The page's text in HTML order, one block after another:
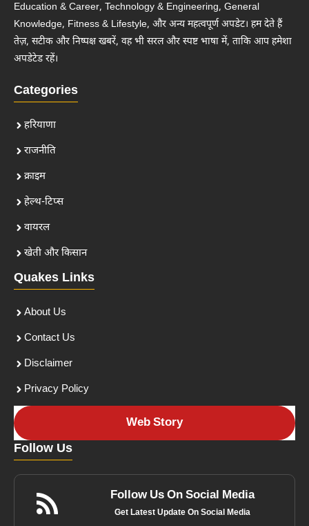
Education & Career, Technology & Engineering, General
Knowledge, Fitness & Lifestyle, और अन्य महत्वपूर्ण अपडेट। हम देते हैं
तेज़, सटीक और निष्पक्ष खबरें, वह भी सरल और स्पष्ट भाषा में, ताकि आप हमेशा
अपडेटेड रहें।
Categories
हरियाणा
राजनीति
क्राइम
हेल्थ-टिप्स
वायरल
खेती और किसान
Quakes Links
About Us
Contact Us
Disclaimer
Privacy Policy
Web Story
Follow Us
Follow Us On Social Media
Get Latest Update On Social Media